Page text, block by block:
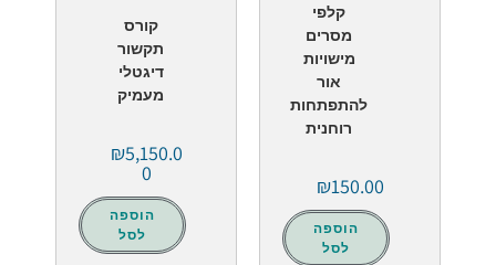
קלפי
מסרים
מישויות
אור
להתפתחות
רוחנית
₪150.00
הוספה
לסל
קורס
תקשור
דיגטלי
מעמיק
₪5,150.0
0
הוספה
לסל